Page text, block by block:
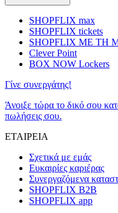
SHOPFLIX max
SHOPFLIX tickets
SHOPFLIX ΜΕ ΤΗ
Clever Point
BOX NOW Lockers
Γίνε συνεργάτης!
Άνοιξε τώρα το δικό σου
πωλήσεις σου.
ΕΤΑΙΡΕΙΑ
Σχετικά με εμάς
Ευκαιρίες καριέρας
Συνεργαζόμενα
SHOPFLIX B2B
SHOPFLIX app